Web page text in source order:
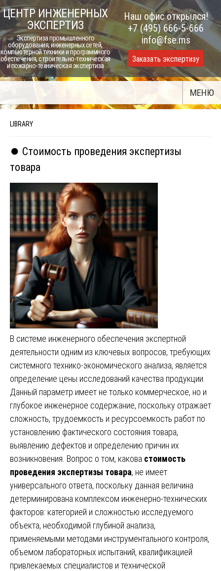
Skip
to
content
ЦЕНТР ИНЖЕНЕРНЫХ
ЭКСПЕРТИЗ
Экспертиза промышленного
оборудования, инженерных сетей,
компьютерной техники и программного
обеспечения, строительно-техническая
и пожарно-техническая экспертиза
Наш офис открылся!
+7 (495) 666-5-666
info@fse.ms
Заказать экспертизу
МЕНЮ
LIBRARY
⏺️ Стоимость проведения экспертизы
товара
В системе инженерного обеспечения экспертной
деятельности одним из ключевых вопросов, требующих
системного технико-экономического анализа, является
определение цены исследований качества продукции.
Данный параметр имеет не только коммерческое, но и
глубокое инженерное содержание, поскольку отражает
сложность, трудоемкость и ресурсоемкость работ по
установлению фактического состояния товара,
выявлению дефектов и определению причин их
возникновения. Вопрос о том, какова стоимость
проведения экспертизы товара, не имеет
универсального ответа, поскольку данная величина
детерминирована комплексом инженерно-технических
факторов: категорией и сложностью исследуемого
объекта, необходимой глубиной анализа,
применяемыми методами инструментального контроля,
объемом лабораторных испытаний, квалификацией
привлекаемых специалистов и технической